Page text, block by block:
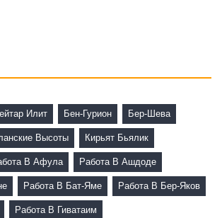
Илит Бен-Гурион Бер-Шева
Высоты Кирьят Бьялик
В Афула Работа В Ашдоде
Работа В Бат-Яме Работа В Бер-Яков
Работа В Гиватаим